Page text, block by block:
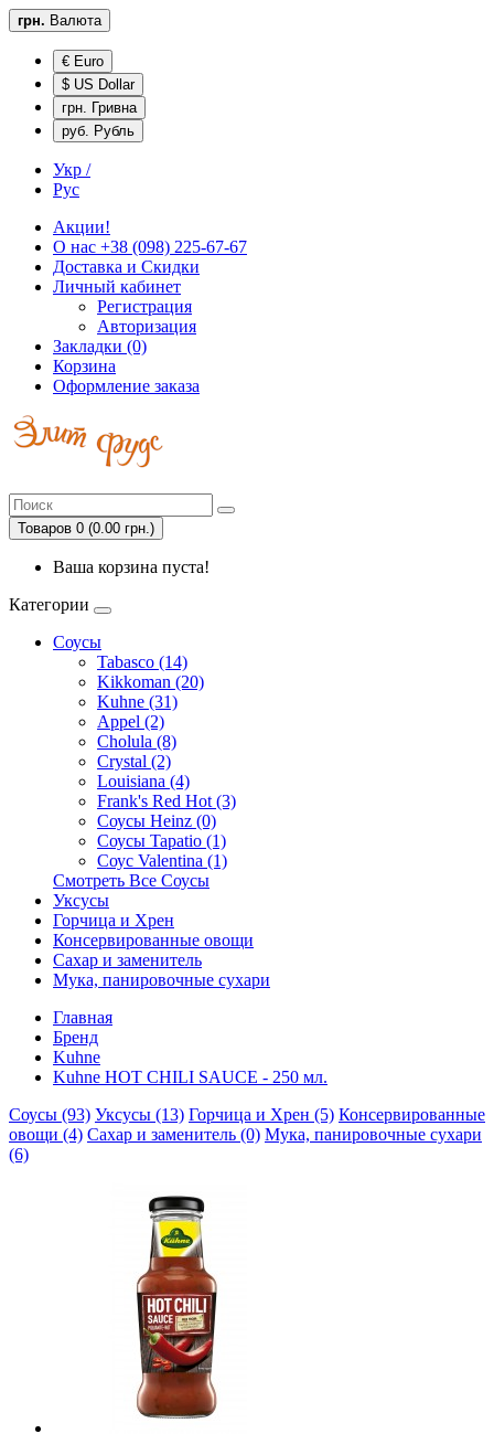
грн. Валюта
€ Euro
$ US Dollar
грн. Гривна
руб. Рубль
Укр /
Рус
Акции!
О нас +38 (098) 225-67-67
Доставка и Скидки
Личный кабинет
Регистрация
Авторизация
Закладки (0)
Корзина
Оформление заказа
Товаров 0 (0.00 грн.)
Ваша корзина пуста!
Категории
Соусы
Tabasco (14)
Kikkoman (20)
Kuhne (31)
Appel (2)
Cholula (8)
Crystal (2)
Louisiana (4)
Frank's Red Hot (3)
Соусы Heinz (0)
Соусы Tapatio (1)
Соус Valentina (1)
Смотреть Все Соусы
Уксусы
Горчица и Хрен
Консервированные овощи
Сахар и заменитель
Мука, панировочные сухари
Главная
Бренд
Kuhne
Kuhne HOT CHILI SAUCE - 250 мл.
Соусы (93) Уксусы (13) Горчица и Хрен (5) Консервированные
овощи (4) Сахар и заменитель (0) Мука, панировочные сухари
(6)